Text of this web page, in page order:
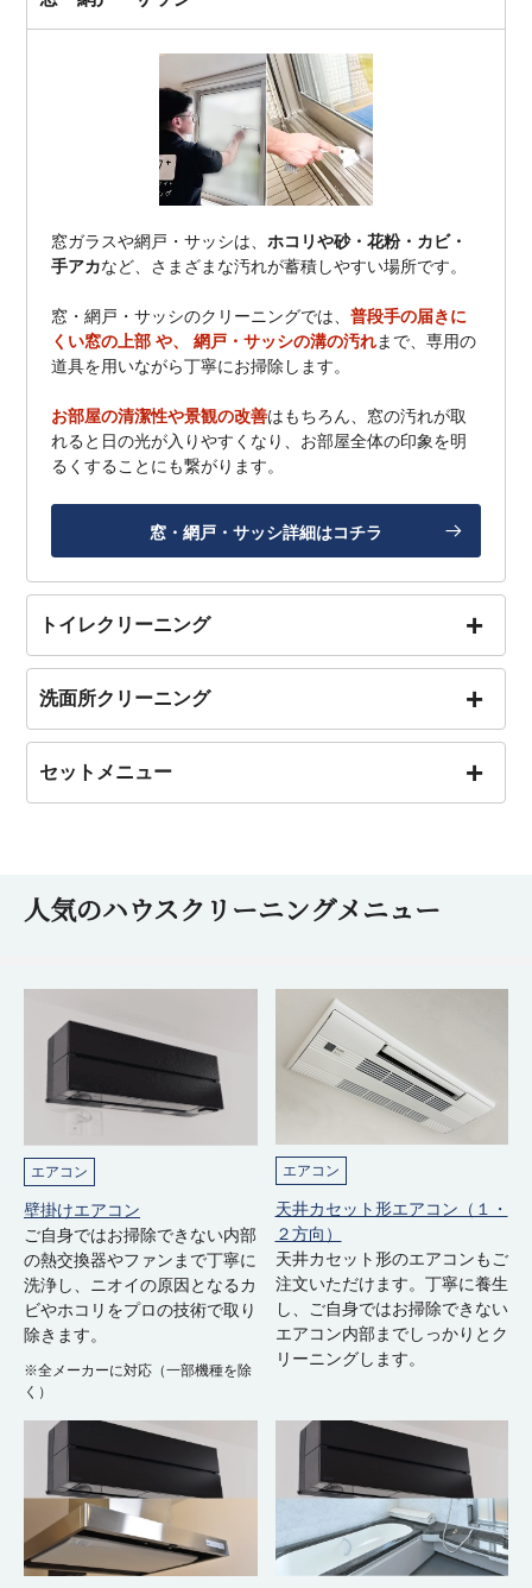
窓ガラスや網戸・サッシは、ホコリや砂・花粉・カビ・
手アカなど、さまざまな汚れが蓄積しやすい場所です。
窓・網戸・サッシのクリーニングでは、普段手の届きに
くい窓の上部 や、 網戸・サッシの溝の汚れまで、専用の
道具を用いながら丁寧にお掃除します。
お部屋の清潔性や景観の改善はもちろん、窓の汚れが取
れると日の光が入りやすくなり、お部屋全体の印象を明
るくすることにも繋がります。
窓・網戸・サッシ詳細はコチラ
トイレクリーニング
洗面所クリーニング
セットメニュー
人気のハウスクリーニングメニュー
エアコン
壁掛けエアコン
ご自身ではお掃除できない内部
の熱交換器やファンまで丁寧に
洗浄し、ニオイの原因となるカ
ビやホコリをプロの技術で取り
除きます。
※全メーカーに対応（一部機種を除
く）
エアコン
天井カセット形エアコン（１・
２方向）
天井カセット形のエアコンもご
注文いただけます。丁寧に養生
し、ご自身ではお掃除できない
エアコン内部までしっかりとク
リーニングします。